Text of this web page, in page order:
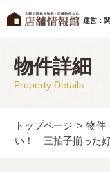
運営：
物件詳細
Property Details
トップページ > 物件
い！ 三拍子揃った